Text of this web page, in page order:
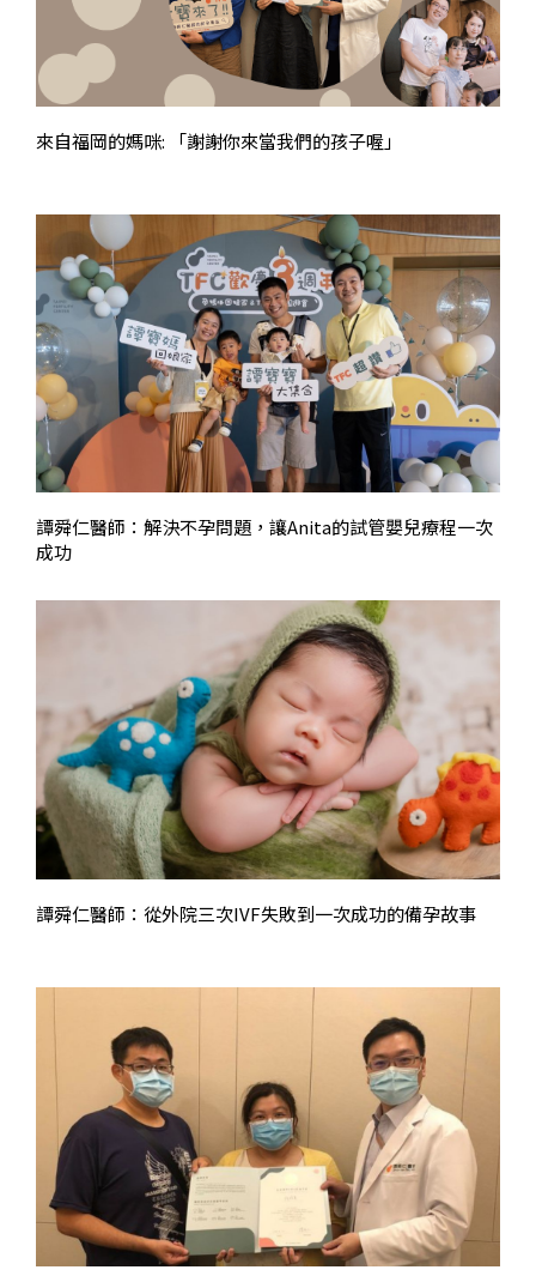
來自福岡的媽咪: 「謝謝你來當我們的孩子喔」
譚舜仁醫師：解決不孕問題，讓Anita的試管嬰兒療程一次
成功
譚舜仁醫師：從外院三次IVF失敗到一次成功的備孕故事